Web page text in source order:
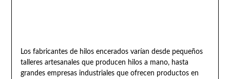
Los fabricantes de hilos encerados varían desde pequeños
talleres artesanales que producen hilos a mano, hasta
grandes empresas industriales que ofrecen productos en